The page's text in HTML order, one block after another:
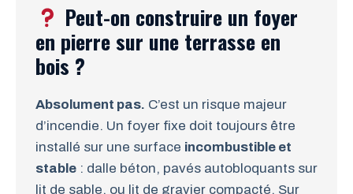
Peut-on construire un foyer
en pierre sur une terrasse en
bois ?
Absolument pas. C’est un risque majeur
d’incendie. Un foyer fixe doit toujours être
installé sur une surface incombustible et
stable : dalle béton, pavés autobloquants sur
lit de sable, ou lit de gravier compacté. Sur